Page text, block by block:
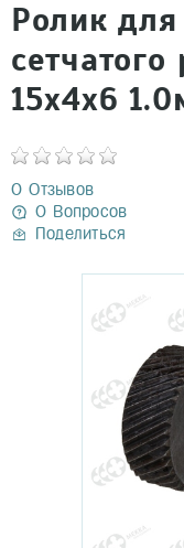
Ролик для
15х4х6
0 Отзывов
0 Вопросов
Поделиться